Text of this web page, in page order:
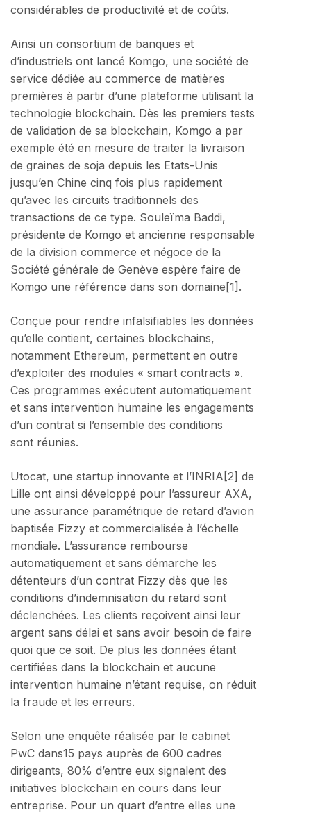
considérables de productivité et de coûts.
Ainsi un consortium de banques et
d’industriels ont lancé Komgo, une société de
service dédiée au commerce de matières
premières à partir d’une plateforme utilisant la
technologie blockchain. Dès les premiers tests
de validation de sa blockchain, Komgo a par
exemple été en mesure de traiter la livraison
de graines de soja depuis les Etats-Unis
jusqu’en Chine cinq fois plus rapidement
qu’avec les circuits traditionnels des
transactions de ce type. Souleïma Baddi,
présidente de Komgo et ancienne responsable
de la division commerce et négoce de la
Société générale de Genève espère faire de
Komgo une référence dans son domaine[1].
Conçue pour rendre infalsifiables les données
qu’elle contient, certaines blockchains,
notamment Ethereum, permettent en outre
d’exploiter des modules « smart contracts ».
Ces programmes exécutent automatiquement
et sans intervention humaine les engagements
d’un contrat si l’ensemble des conditions
sont réunies.
Utocat, une startup innovante et l’INRIA[2] de
Lille ont ainsi développé pour l’assureur AXA,
une assurance paramétrique de retard d’avion
baptisée Fizzy et commercialisée à l’échelle
mondiale. L’assurance rembourse
automatiquement et sans démarche les
détenteurs d’un contrat Fizzy dès que les
conditions d’indemnisation du retard sont
déclenchées. Les clients reçoivent ainsi leur
argent sans délai et sans avoir besoin de faire
quoi que ce soit. De plus les données étant
certifiées dans la blockchain et aucune
intervention humaine n’étant requise, on réduit
la fraude et les erreurs.
Selon une enquête réalisée par le cabinet
PwC dans15 pays auprès de 600 cadres
dirigeants, 80% d’entre eux signalent des
initiatives blockchain en cours dans leur
entreprise. Pour un quart d’entre elles une